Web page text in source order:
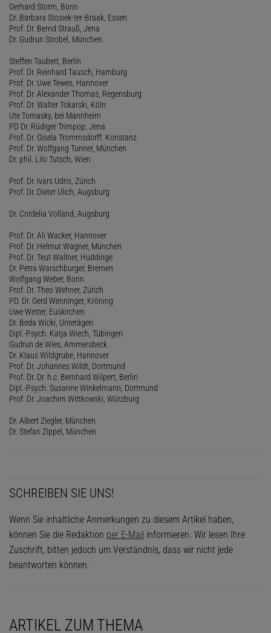
Gerhard Storm, Bonn
Dr. Barbara Stosiek-ter-Braak, Essen
Prof. Dr. Bernd Strauß, Jena
Dr. Gudrun Strobel, München
Steffen Taubert, Berlin
Prof. Dr. Reinhard Tausch, Hamburg
Prof. Dr. Uwe Tewes, Hannover
Prof. Dr. Alexander Thomas, Regensburg
Prof. Dr. Walter Tokarski, Köln
Ute Tomasky, bei Mannheim
PD Dr. Rüdiger Trimpop, Jena
Prof. Dr. Gisela Trommsdorff, Konstanz
Prof. Dr. Wolfgang Tunner, München
Dr. phil. Lilo Tutsch, Wien
Prof. Dr. Ivars Udris, Zürich
Prof. Dr. Dieter Ulich, Augsburg
Dr. Cordelia Volland, Augsburg
Prof. Dr. Ali Wacker, Hannover
Prof. Dr. Helmut Wagner, München
Prof. Dr. Teut Wallner, Huddinge
Dr. Petra Warschburger, Bremen
Wolfgang Weber, Bonn
Prof. Dr. Theo Wehner, Zürich
PD. Dr. Gerd Wenninger, Kröning
Uwe Wetter, Euskirchen
Dr. Beda Wicki, Unterägeri
Dipl.-Psych. Katja Wiech, Tübingen
Gudrun de Wies, Ammersbeck
Dr. Klaus Wildgrube, Hannover
Prof. Dr. Johannes Wildt, Dortmund
Prof. Dr. Dr. h.c. Bernhard Wilpert, Berlin
Dipl.-Psych. Susanne Winkelmann, Dortmund
Prof. Dr. Joachim Wittkowski, Würzburg
Dr. Albert Ziegler, München
Dr. Stefan Zippel, München
SCHREIBEN SIE UNS!
Wenn Sie inhaltliche Anmerkungen zu diesem Artikel haben,
können Sie die Redaktion per E-Mail informieren. Wir lesen Ihre
Zuschrift, bitten jedoch um Verständnis, dass wir nicht jede
beantworten können.
ARTIKEL ZUM THEMA